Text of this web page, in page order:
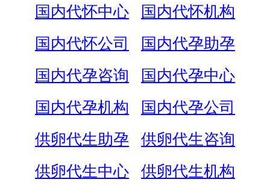
国内代怀中心
国内代怀机构
国内代怀公司
国内代孕助孕
国内代孕咨询
国内代孕中心
国内代孕机构
国内代孕公司
供卵代生助孕
供卵代生咨询
供卵代生中心
供卵代生机构